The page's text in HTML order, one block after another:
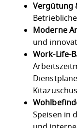
Vergütung
Moderne
und
Work-Life-
Speisen in